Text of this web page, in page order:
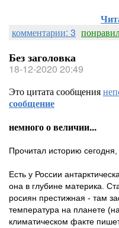
комментарии: 3
Без заголовка
18-12-2020 20:49
Это цитата сообщения
сообщение
немного о величии...
Прочитал историю сегодня,
Есть у России
она в глубине материка.
росиян престижная - там
температура на планете
климатическом факте